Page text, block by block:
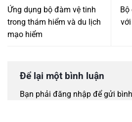
Ứng dụng bộ đàm vệ tinh
trong thám hiểm và du lịch
mạo hiểm
Bộ
Để lại một bình luận
Bạn phải đăng nhập để gửi